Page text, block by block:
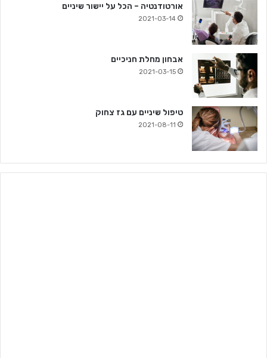
אורטודנטיה – הכל על יישור שיניים
2021-03-14
אבחון מחלת חניכיים
2021-03-15
טיפול שיניים עם גז צחוק
2021-08-11